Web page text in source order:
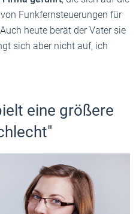
Funkfernsteuerungen für
heute berät der Vater sie
sich aber nicht auf, ich
eine größere